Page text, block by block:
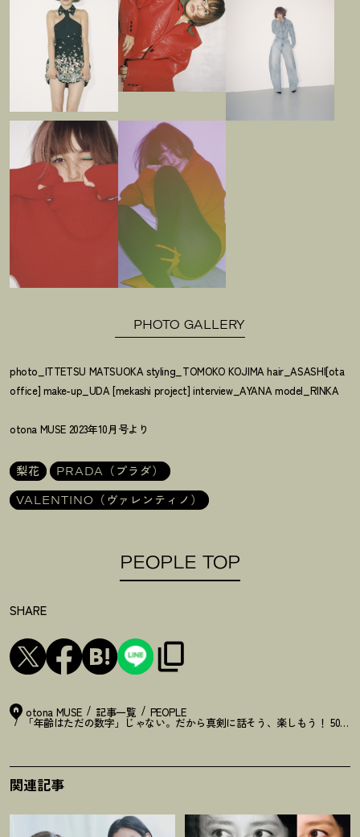
PHOTO GALLERY
photo_ITTETSU MATSUOKA styling_TOMOKO KOJIMA hair_ASASHI[ota
office] make-up_UDA [mekashi project] interview_AYANA model_RINKA
otona MUSE 2023年10月号より
梨花
PRADA（プラダ）
VALENTINO（ヴァレンティノ）
PEOPLE TOP
SHARE
otona MUSE 記事一覧 PEOPLE
「年齢はただの数字」じゃない。だから真剣に話そう、楽しもう ！ 50歳
関連記事